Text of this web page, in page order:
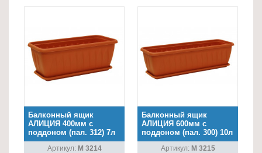
Балконный ящик
АЛИЦИЯ 400мм с
поддоном (пал. 312) 7л
Артикул: М 3214
Балконный ящик
АЛИЦИЯ 600мм с
поддоном (пал. 300) 10л
Артикул: М 3215
≡
Товары
хранения
≡
+